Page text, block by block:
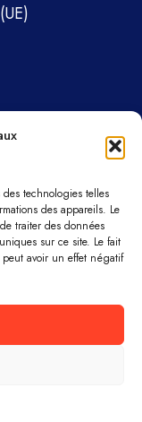
technologies telles
des appareils. Le
traiter des données
sur ce site. Le fait
avoir un effet négatif
©